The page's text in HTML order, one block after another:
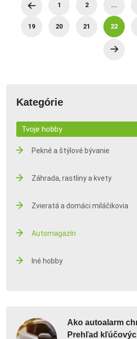
1 2 ...
19 20 21 22
Kategórie
Tvoje hobby
Pekné a štýlové bývanie
Záhrada, rastliny a kvety
Zvieratá a domáci miláčikovia
Automagazín
Iné hobby
Ako autoalarm
Prehľad